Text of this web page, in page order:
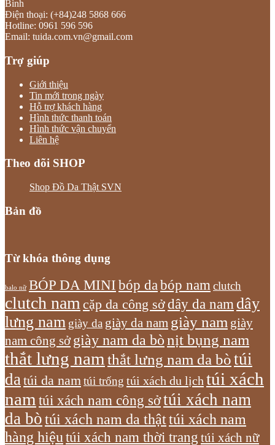
Bình
Điện thoại: (+84)248 5868 666
Hotline: 0961 596 596
Email: tuida.com.vn@gmail.com
Trợ giúp
Giới thiệu
Tin mới trong ngày
Hỗ trợ khách hàng
Hình thức thanh toán
Hình thức vận chuyển
Liên hệ
Theo dõi SHOP
Shop Đồ Da Thật SVN
Bản đồ
Từ khóa thông dụng
balo nữ BÓP DA MINI bóp dabóp nam clutch
clutch nam cặp da công sởdây da nam dây
lưng nam giày da giày da nam giày nam giày
nam công sở giày nam da bònịt bụng nam
thắt lưng nam thắt lưng nam da bòtúi
datúi da namtúi trống túi xách du lịch túi xách
nam túi xách nam công sởtúi xách nam
da bòtúi xách nam da thậttúi xách nam
hàng hiệu túi xách nam thời trang túi xách nữ